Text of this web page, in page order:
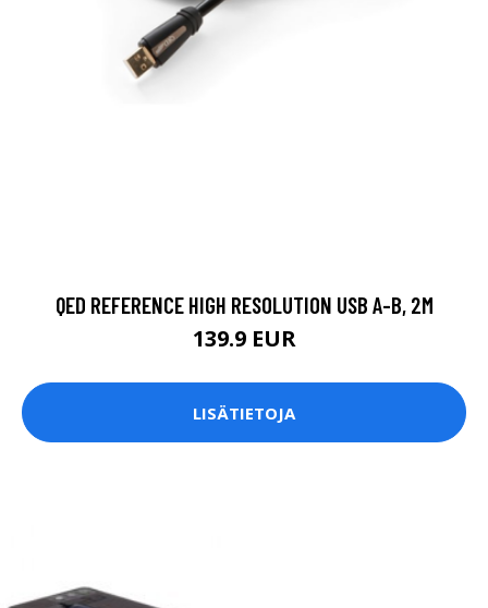
QED REFERENCE HIGH RESOLUTION USB A-B, 2M
139.9 EUR
LISÄTIETOJA